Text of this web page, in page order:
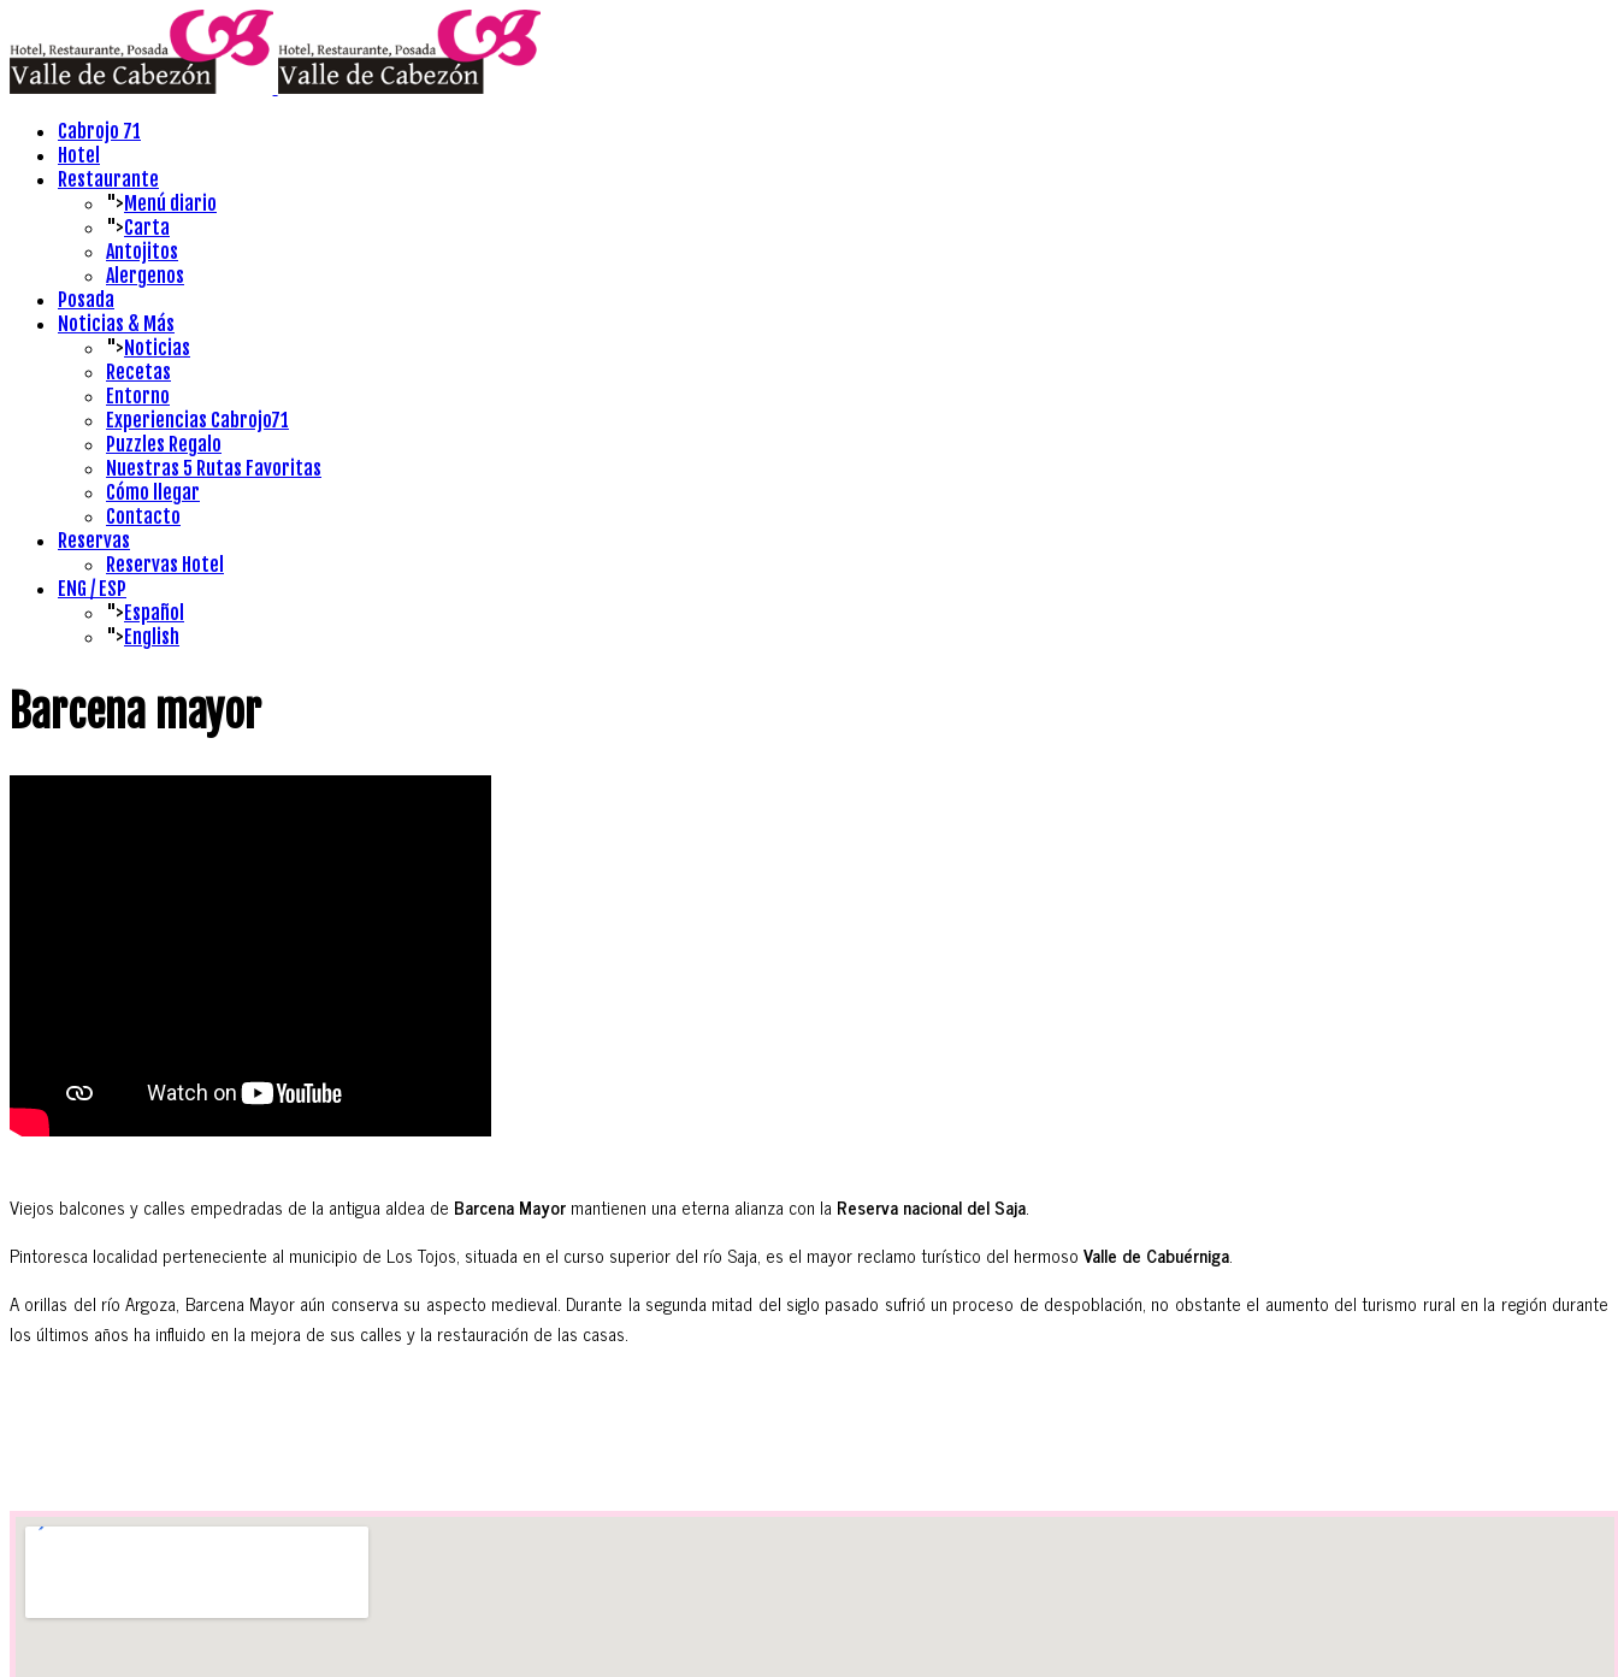
Cabrojo 71
Hotel
Restaurante
"> Menú diario
">Carta
Antojitos
Alergenos
Posada
Noticias & Más
">Noticias
Recetas
Entorno
Experiencias Cabrojo71
Puzzles Regalo
Nuestras 5 Rutas Favoritas
Cómo llegar
Contacto
Reservas
Reservas Hotel
ENG / ESP
"> Español
"> English
Barcena mayor
Viejos balcones y calles empedradas de la antigua aldea de Barcena Mayor mantienen una eterna alianza con la Reserva nacional del Saja.
Pintoresca localidad perteneciente al municipio de Los Tojos, situada en el curso superior del río Saja, es el mayor reclamo turístico del hermoso Valle de Cabuérniga.
A orillas del río Argoza, Barcena Mayor aún conserva su aspecto medieval. Durante la segunda mitad del siglo pasado sufrió un proceso de despoblación, no obstante el aumento del turismo rural en la región durante
los últimos años ha influido en la mejora de sus calles y la restauración de las casas.